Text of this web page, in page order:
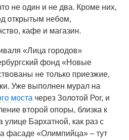
не один и не два. Кроме них,
открытым небом,
кафе и магазин.
«Лица городов»
фонд «Новые
не только приезжие,
Уже выполнен мурал на
моста через Золотой Рог, и
второй опоры, близка к
Бархатной, как раз с
фасаде «Олимпийца» – тут